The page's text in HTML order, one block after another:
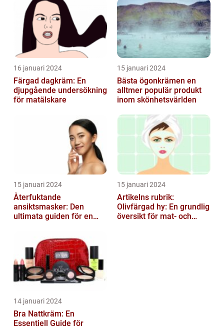
16 januari 2024
Färgad dagkräm: En
djupgående undersökning
för matälskare
15 januari 2024
Bästa ögonkrämen en
alltmer populär produkt
inom skönhetsvärlden
15 januari 2024
Återfuktande
ansiktsmasker: Den
ultimata guiden för en
15 januari 2024
Artikelns rubrik:
Olivfärgad hy: En grundlig
översikt för mat- och
14 januari 2024
Bra Nattkräm: En
Essentiell Guide för